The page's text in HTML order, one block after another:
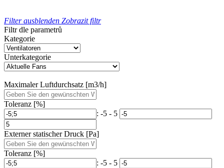
Filter ausblenden Zobrazit filtr
Filtr dle parametrů
Kategorie
Unterkategorie
Maximaler Luftdurchsatz [m3/h]
Toleranz [%]
: -5 - 5
Externer statischer Druck [Pa]
Toleranz [%]
: -5 - 5